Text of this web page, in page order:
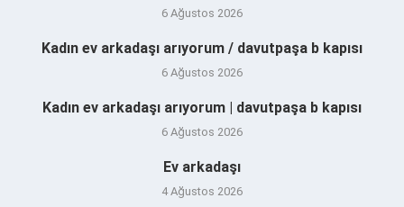
6 Ağustos 2026
Kadın ev arkadaşı arıyorum / davutpaşa b kapısı
6 Ağustos 2026
Kadın ev arkadaşı arıyorum | davutpaşa b kapısı
6 Ağustos 2026
Ev arkadaşı
4 Ağustos 2026